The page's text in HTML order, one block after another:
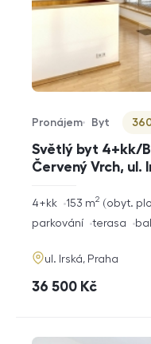
Světlý byt 4+kk/
Červený Vrch, ul.
Typ nabídky
Pronájem
Typ nemovitosti
Byt
Virtuální prohlídka
rozměry
dispozice
4+kk obyt.
153 m2
funkce
parkování terasa
adresa
ul. Irská, Praha
cena
36 500 Kč